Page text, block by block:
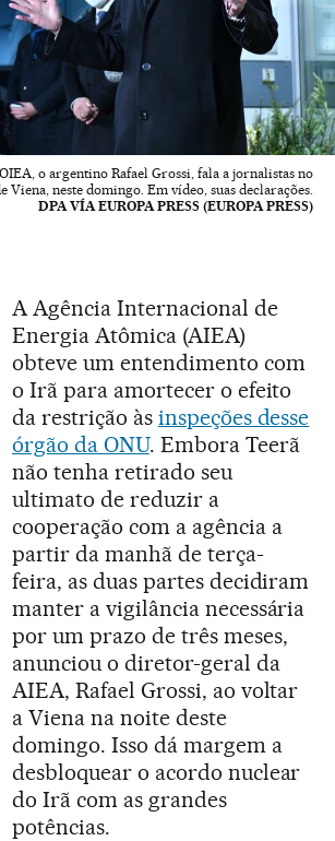
o argentino Rafael Grossi, fala a jornalistas no
Viena, neste domingo. Em vídeo, suas declarações.
DPA VÍA EUROPA PRESS (EUROPA PRESS)
A Agência Internacional de
Energia Atômica (AIEA)
obteve um entendimento com
o Irã para amortecer o efeito
da restrição às inspeções desse
órgão da ONU. Embora Teerã
não tenha retirado seu
ultimato de reduzir a
cooperação com a agência a
partir da manhã de terça-
feira, as duas partes decidiram
manter a vigilância necessária
por um prazo de três meses,
anunciou o diretor-geral da
AIEA, Rafael Grossi, ao voltar
a Viena na noite deste
domingo. Isso dá margem a
desbloquear o acordo nuclear
do Irã com as grandes
potências.